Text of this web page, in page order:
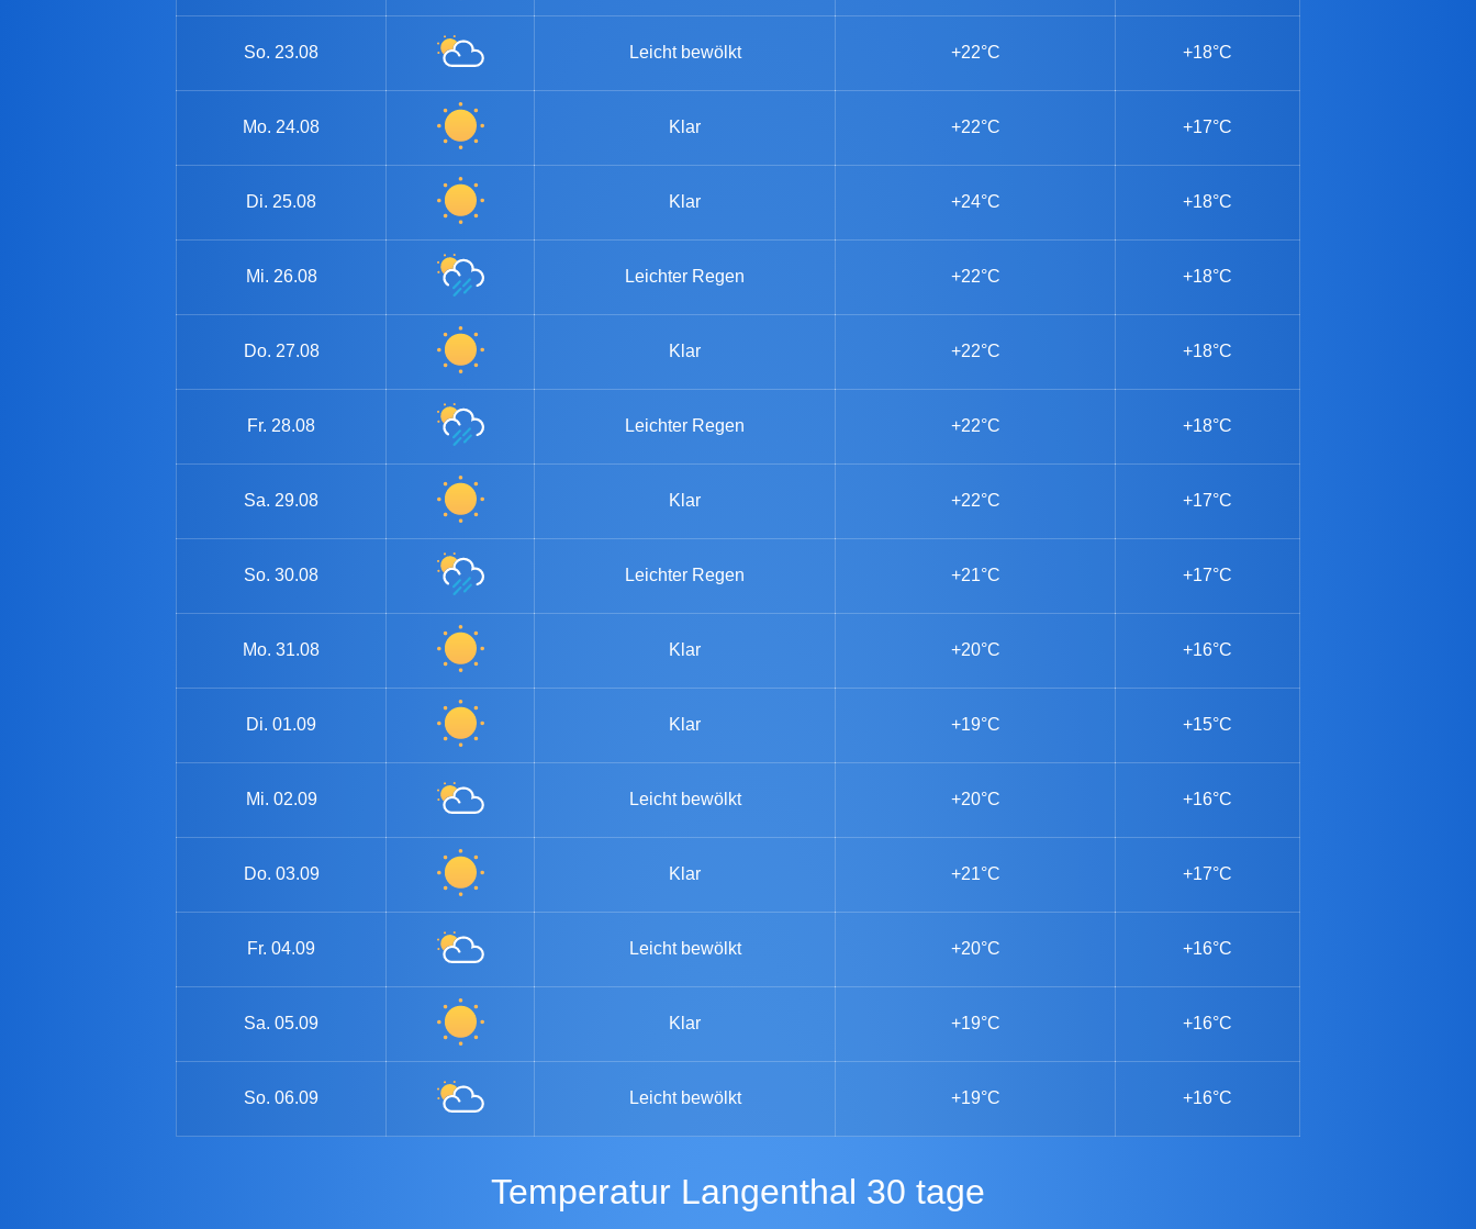
So. 23.08 Leicht bewölkt +22°C +18°C
Mo. 24.08 Klar +22°C +17°C
Di. 25.08 Klar +24°C +18°C
Mi. 26.08 Leichter Regen +22°C +18°C
Do. 27.08 Klar +22°C +18°C
Fr. 28.08 Leichter Regen +22°C +18°C
Sa. 29.08 Klar +22°C +17°C
So. 30.08 Leichter Regen +21°C +17°C
Mo. 31.08 Klar +20°C +16°C
Di. 01.09 Klar +19°C +15°C
Mi. 02.09 Leicht bewölkt +20°C +16°C
Do. 03.09 Klar +21°C +17°C
Fr. 04.09 Leicht bewölkt +20°C +16°C
Sa. 05.09 Klar +19°C +16°C
So. 06.09 Leicht bewölkt +19°C +16°C
Temperatur Langenthal 30 tage